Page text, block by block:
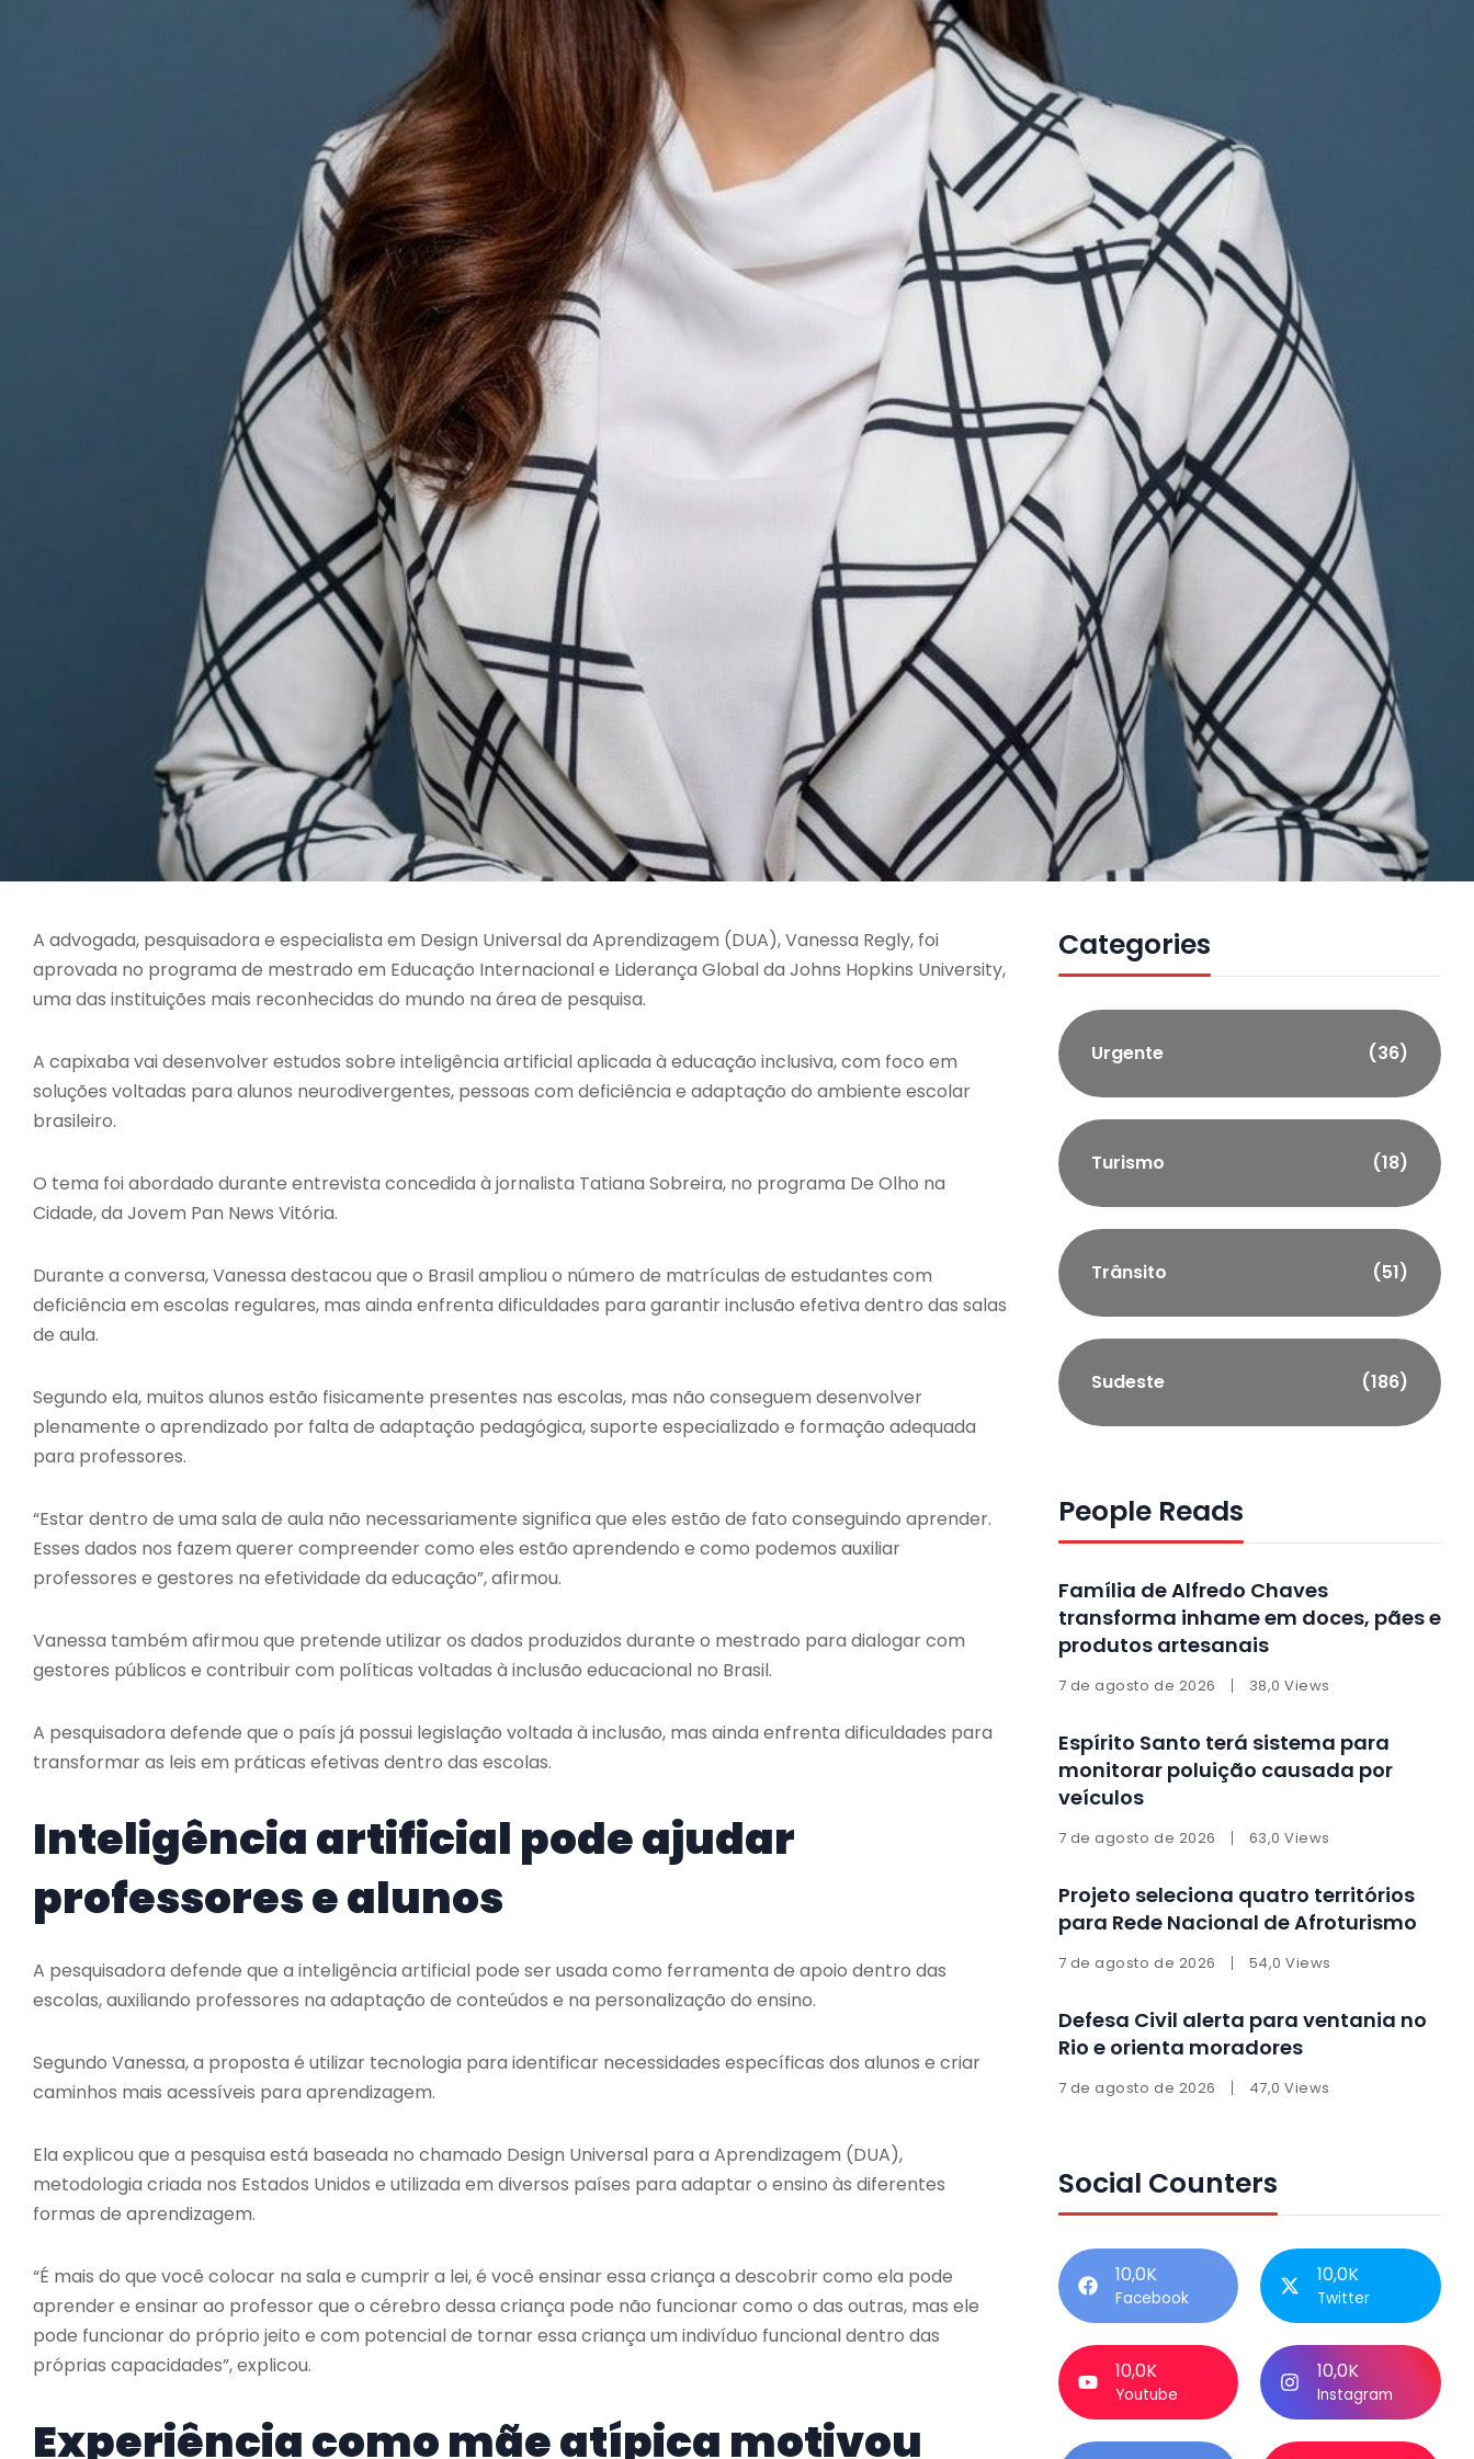
A advogada, pesquisadora e especialista em Design Universal da Aprendizagem (DUA),Vanessa Regly, foi
aprovada no programa de mestrado em Educação Internacional e Liderança Global da Johns Hopkins University,
uma das instituições mais reconhecidas do mundo na área de pesquisa.
A capixaba vai desenvolver estudos sobre inteligência artificial aplicada à educação inclusiva, com foco em
soluções voltadas para alunos neurodivergentes, pessoas com deficiência e adaptação do ambiente escolar
brasileiro.
O tema foi abordado durante entrevista concedida à jornalista Tatiana Sobreira, no programa De Olho na
Cidade, da Jovem Pan News Vitória.
Durante a conversa, Vanessa destacou que o Brasil ampliou o número de matrículas de estudantes com
deficiência em escolas regulares, mas ainda enfrenta dificuldades para garantir inclusão efetiva dentro das salas
de aula.
Segundo ela, muitos alunos estão fisicamente presentes nas escolas, mas não conseguem desenvolver
plenamente o aprendizado por falta de adaptação pedagógica, suporte especializado e formação adequada
para professores.
“Estar dentro de uma sala de aula não necessariamente significa que eles estão de fato conseguindo aprender.
Esses dados nos fazem querer compreender como eles estão aprendendo e como podemos auxiliar
professores e gestores na efetividade da educação”, afirmou.
Vanessa também afirmou que pretende utilizar os dados produzidos durante o mestrado para dialogar com
gestores públicos e contribuir com políticas voltadas à inclusão educacional no Brasil.
A pesquisadora defende que o país já possui legislação voltada à inclusão, mas ainda enfrenta dificuldades para
transformar as leis em práticas efetivas dentro das escolas.
Inteligência artificial pode ajudar
professores e alunos
A pesquisadora defende que a inteligência artificial pode ser usada como ferramenta de apoio dentro das
escolas, auxiliando professores na adaptação de conteúdos e na personalização do ensino.
Segundo Vanessa, a proposta é utilizar tecnologia para identificar necessidades específicas dos alunos e criar
caminhos mais acessíveis para aprendizagem.
Ela explicou que a pesquisa está baseada no chamado Design Universal para a Aprendizagem (DUA),
metodologia criada nos Estados Unidos e utilizada em diversos países para adaptar o ensino às diferentes
formas de aprendizagem.
“É mais do que você colocar na sala e cumprir a lei, é você ensinar essa criança a descobrir como ela pode
aprender e ensinar ao professor que o cérebro dessa criança pode não funcionar como o das outras, mas ele
pode funcionar do próprio jeito e com potencial de tornar essa criança um indivíduo funcional dentro das
próprias capacidades”, explicou.
Experiência como mãe atípica motivou
Categories
Urgente (36)
Turismo (18)
Trânsito (51)
Sudeste (186)
People Reads
Família de Alfredo Chaves
transforma inhame em doces, pães e
produtos artesanais
7 de agosto de 2026 38,0 Views
Espírito Santo terá sistema para
monitorar poluição causada por
veículos
7 de agosto de 2026 63,0 Views
Projeto seleciona quatro territórios
para Rede Nacional de Afroturismo
7 de agosto de 2026 54,0 Views
Defesa Civil alerta para ventania no
Rio e orienta moradores
7 de agosto de 2026 47,0 Views
Social Counters
10,0K
Facebook
10,0K
Twitter
10,0K
Youtube
10,0K
Instagram